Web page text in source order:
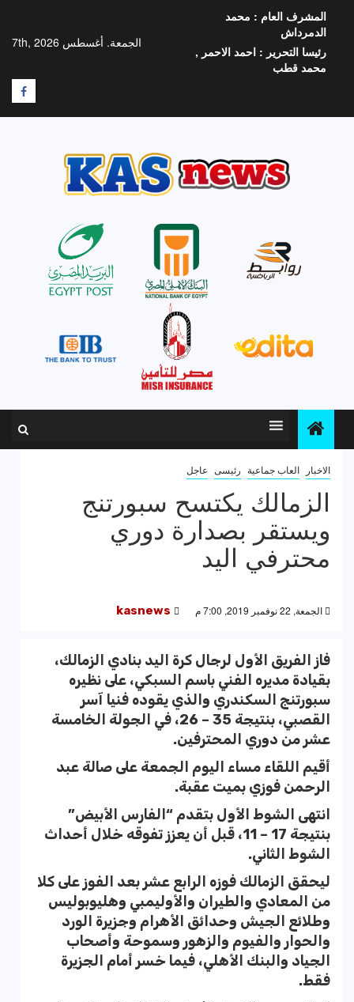
المحتوى
الجمعة. أغسطس 7th, 2026
المشرف العام : محمد
الدمرداش
رئيسا التحرير : احمد الاحمر ,
محمد قطب
F
الاخبار العاب جماعية رئيسى عاجل
الزمالك يكتسح سبورتنج
ويستقر بصدارة دوري
محترفي اليد
الجمعة, 22 نوفمبر 2019, 7:00 م kasnews
فاز الفريق الأول لرجال كرة اليد بنادي الزمالك،
بقيادة مديره الفني باسم السبكي، على نظيره
سبورتنج السكندري والذي يقوده فنيا آسر
القصبي، بنتيجة 35 – 26، في الجولة الخامسة
عشر من دوري المحترفين.
أقيم اللقاء مساء اليوم الجمعة على صالة عبد
الرحمن فوزي بميت عقبة.
انتهى الشوط الأول بتقدم “الفارس الأبيض”
بنتيجة 17 – 11، قبل أن يعزز تفوقه خلال أحداث
الشوط الثاني.
ليحقق الزمالك فوزه الرابع عشر بعد الفوز على كلا
من المعادي والطيران والأوليمبي وهليوبوليس
وطلائع الجيش وحدائق الأهرام وجزيرة الورد
والحوار والفيوم والزهور وسموحة وأصحاب
الجياد والبنك الأهلي، فيما خسر أمام الجزيرة
فقط.